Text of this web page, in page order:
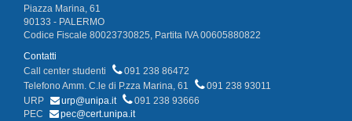
Piazza Marina, 61
90133 - PALERMO
Codice Fiscale 80023730825, Partita IVA 00605880822
Contatti
Call center studenti
091 238 86472
Telefono Amm. C.le di P.zza Marina, 61
091 238 93011
URP
urp@unipa.it
091 238 93666
PEC
pec@cert.unipa.it